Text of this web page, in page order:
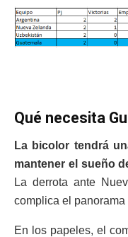
Qué necesita
La bicolor tendrá
mantener el sueño
La derrota ante
complica el panorama
En los papeles, el